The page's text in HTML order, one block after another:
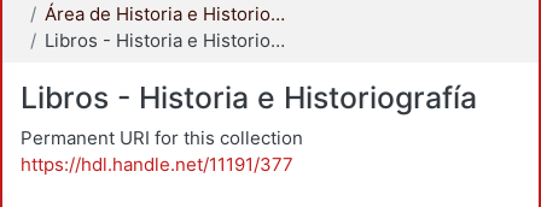
Área de Historia e Historiografía
Libros - Historia e Historiografía
Libros - Historia e Historiografía
Permanent URI for this collection
https://hdl.handle.net/11191/377